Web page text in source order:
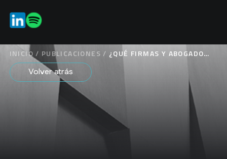
INICIO / PUBLICACIONES / ¿QUÉ FIRMAS Y ABOGADOS
RANKING WTR 1000? /
Volver atrás